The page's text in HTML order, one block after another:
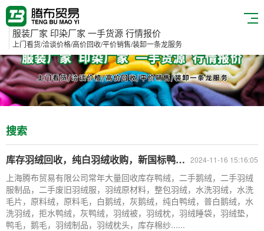
服装厂家 印染厂家 一手货源 行情报价
上门看货/洽谈价格/高价回收/平价销售/装卸一条龙服务
搜索
2024-11-16 15:16:05
库存羽绒回收，纯白羽绒收购，新国标鸭绒回收，专业鸭绒收购联系方式
上海腾布贸易有限公司常年大量回收库存鸭绒，二手鹅绒，二手羽绒
服制品，二手废旧羽绒服，羽绒原材料，整包羽绒，水洗羽绒，水洗
毛片，原料绒，原料毛，白鹅绒，灰鹅绒，纯白鸭绒，普白鹅绒，水
洗羽绒，拒水鸭绒，灰鸭绒，羽绒被，羽绒枕，羽绒睡袋，羽绒垫，
鸭毛，鹅毛，羽绒制品，羽绒枕头，库存棉纱......